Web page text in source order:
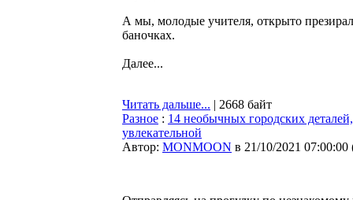
А мы, молодые учителя, открыто
баночках.
Далее...
Читать дальше... | 2668 байт
Разное : 14 необычных городских
увлекательной
Автор: MONMOON в 21/10/2021 07:00:00